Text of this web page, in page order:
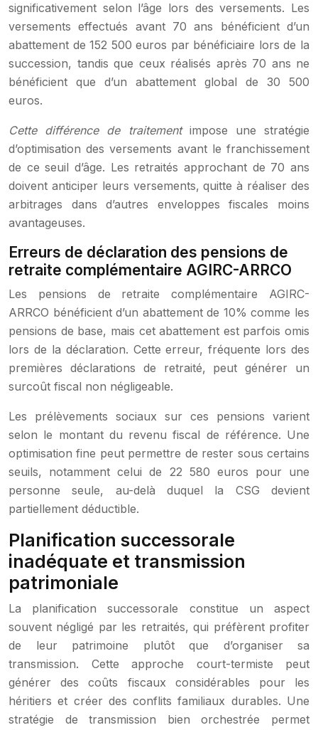
significativement selon l’âge lors des versements. Les
versements effectués avant 70 ans bénéficient d’un
abattement de 152 500 euros par bénéficiaire lors de la
succession, tandis que ceux réalisés après 70 ans ne
bénéficient que d’un abattement global de 30 500
euros.
Cette différence de traitement impose une stratégie
d’optimisation des versements avant le franchissement
de ce seuil d’âge. Les retraités approchant de 70 ans
doivent anticiper leurs versements, quitte à réaliser des
arbitrages dans d’autres enveloppes fiscales moins
avantageuses.
Erreurs de déclaration des pensions de
retraite complémentaire AGIRC-ARRCO
Les pensions de retraite complémentaire AGIRC-
ARRCO bénéficient d’un abattement de 10% comme les
pensions de base, mais cet abattement est parfois omis
lors de la déclaration. Cette erreur, fréquente lors des
premières déclarations de retraité, peut générer un
surcoût fiscal non négligeable.
Les prélèvements sociaux sur ces pensions varient
selon le montant du revenu fiscal de référence. Une
optimisation fine peut permettre de rester sous certains
seuils, notamment celui de 22 580 euros pour une
personne seule, au-delà duquel la CSG devient
partiellement déductible.
Planification successorale
inadéquate et transmission
patrimoniale
La planification successorale constitue un aspect
souvent négligé par les retraités, qui préfèrent profiter
de leur patrimoine plutôt que d’organiser sa
transmission. Cette approche court-termiste peut
générer des coûts fiscaux considérables pour les
héritiers et créer des conflits familiaux durables. Une
stratégie de transmission bien orchestrée permet